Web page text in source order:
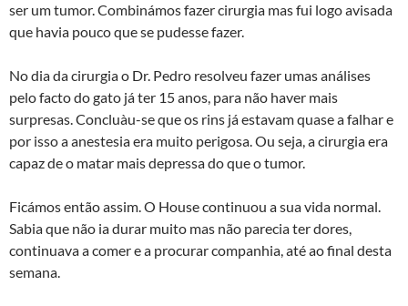
ser um tumor. Combinámos fazer cirurgia mas fui logo avisada
que havia pouco que se pudesse fazer.
No dia da cirurgia o Dr. Pedro resolveu fazer umas análises
pelo facto do gato já ter 15 anos, para não haver mais
surpresas. Concluà­u-se que os rins já estavam quase a falhar e
por isso a anestesia era muito perigosa. Ou seja, a cirurgia era
capaz de o matar mais depressa do que o tumor.
Ficámos então assim. O House continuou a sua vida normal.
Sabia que não ia durar muito mas não parecia ter dores,
continuava a comer e a procurar companhia, até ao final desta
semana.